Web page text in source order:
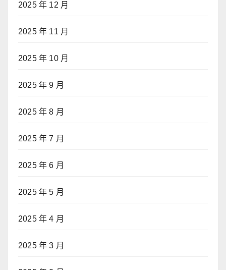
2025 年 12 月
2025 年 11 月
2025 年 10 月
2025 年 9 月
2025 年 8 月
2025 年 7 月
2025 年 6 月
2025 年 5 月
2025 年 4 月
2025 年 3 月